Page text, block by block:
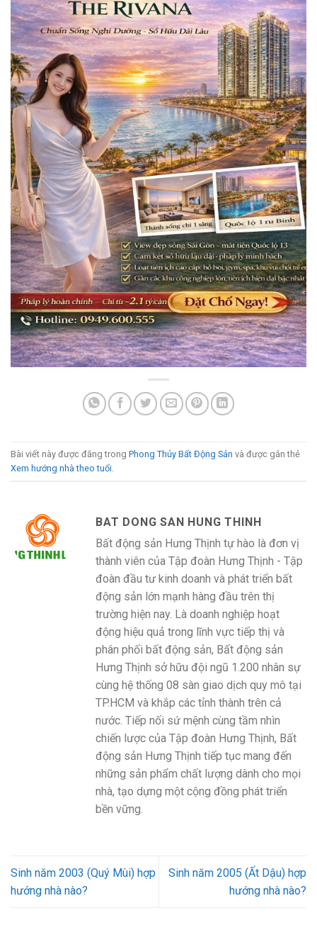
Bài viết này được đăng trong Phong Thủy Bất Động Sản và được gắn thẻ
Xem hướng nhà theo tuổi
BAT DONG SAN HUNG THINH
Bất động sản Hưng Thịnh tự hào là đơn vị
thành viên của Tập đoàn Hưng Thịnh - Tập
đoàn đầu tư kinh doanh và phát triển bất
động sản lớn mạnh hàng đầu trên thị
trường hiện nay. Là doanh nghiệp hoạt
động hiệu quả trong lĩnh vực tiếp thị và
phân phối bất động sản, Bất động sản
Hưng Thịnh sở hữu đội ngũ 1.200 nhân sự
cùng hệ thống 08 sàn giao dịch quy mô tại
TP.HCM và khắp các tỉnh thành trên cả
nước. Tiếp nối sứ mệnh cùng tầm nhìn
chiến lược của Tập đoàn Hưng Thịnh, Bất
động sản Hưng Thịnh tiếp tục mang đến
những sản phẩm chất lượng dành cho mọi
nhà, tạo dựng một cộng đồng phát triển
bền vững.
Sinh năm 2003 (Quý Mùi) hợp
hướng nhà nào?
Sinh năm 2005 (Ất Dậu) hợp
hướng nhà nào?